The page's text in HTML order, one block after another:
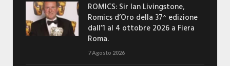
ROMICS: Sir Ian Livingstone,
Romics d’Oro della 37^ edizione
dall’1 al 4 ottobre 2026 a Fiera
Roma.
7 Agosto 2026